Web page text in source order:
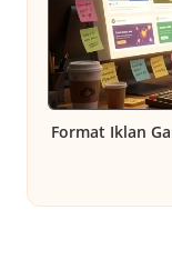
Posted
in
Format Iklan